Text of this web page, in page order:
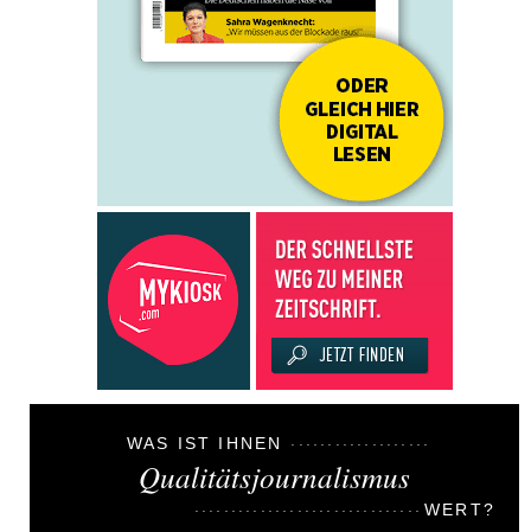
WAS IST IHNEN
Qualitätsjournalismus
WERT?